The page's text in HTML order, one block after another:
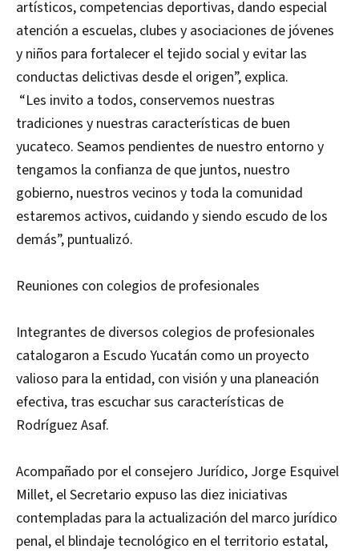
artísticos, competencias deportivas, dando especial
atención a escuelas, clubes y asociaciones de jóvenes
y niños para fortalecer el tejido social y evitar las
conductas delictivas desde el origen”, explica.
“Les invito a todos, conservemos nuestras
tradiciones y nuestras características de buen
yucateco. Seamos pendientes de nuestro entorno y
tengamos la confianza de que juntos, nuestro
gobierno, nuestros vecinos y toda la comunidad
estaremos activos, cuidando y siendo escudo de los
demás”, puntualizó.
Reuniones con colegios de profesionales
Integrantes de diversos colegios de profesionales
catalogaron a Escudo Yucatán como un proyecto
valioso para la entidad, con visión y una planeación
efectiva, tras escuchar sus características de
Rodríguez Asaf.
Acompañado por el consejero Jurídico, Jorge Esquivel
Millet, el Secretario expuso las diez iniciativas
contempladas para la actualización del marco jurídico
penal, el blindaje tecnológico en el territorio estatal,